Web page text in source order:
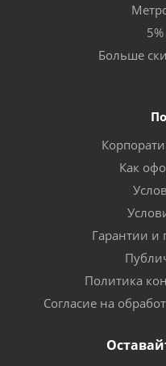
Больше
Как
Гарантии и
Политика
Согласие на